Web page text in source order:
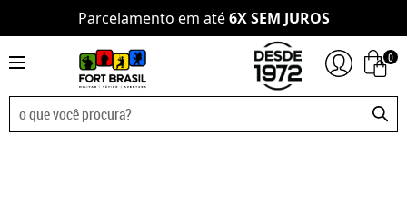
Parcelamento em até6X SEM JUROS
0